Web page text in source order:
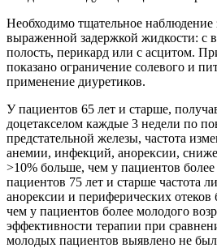
Необходимо тщательное наблюдение
выраженной задержкой жидкости: с
полость, перикард или с асцитом.
показано ограничение солевого и
применение диуретиков.
У пациентов 65 лет и старше,
доцетакселом каждые 3 недели по
предстательной железы, частота
анемии, инфекций, анорексии,
>10% больше, чем у пациентов более
пациентов 75 лет и старше частота
анорексии и периферических
чем у пациентов более молодого
эффективности терапии при
молодых пациентов выявлено не